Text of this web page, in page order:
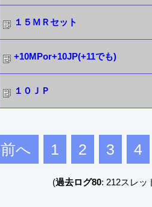
１５ＭＲセット
+10MPor+10JP(+11でも)
１０ＪＰ
前へ 1 2 3 4
(過去ログ80: 212スレッ